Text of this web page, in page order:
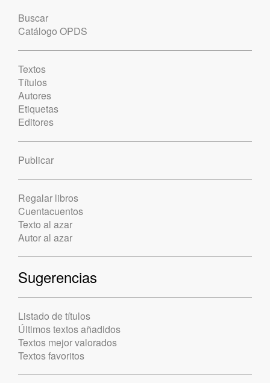
Buscar
Catálogo OPDS
Textos
Títulos
Autores
Etiquetas
Editores
Publicar
Regalar libros
Cuentacuentos
Texto al azar
Autor al azar
Sugerencias
Listado de títulos
Últimos textos añadidos
Textos mejor valorados
Textos favoritos